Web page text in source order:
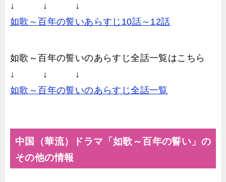
↓ ↓ ↓
如歌～百年の誓いあらすじ10話～12話
如歌～百年の誓いのあらすじ全話一覧はこちら
↓ ↓ ↓
如歌～百年の誓いのあらすじ全話一覧
中国（華流）ドラマ「如歌～百年の誓い」の
その他の情報